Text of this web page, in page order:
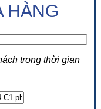
HÀNG
trong thời gian